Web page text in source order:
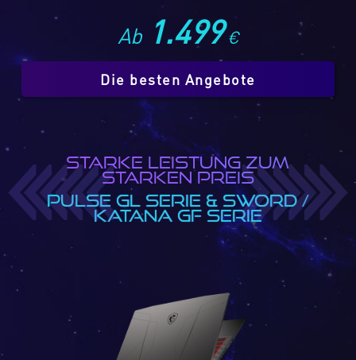
Ab 1.499€
Die besten Angebote
STARKE LEISTUNG ZUM
STARKEN PREIS
PULSE GL SERIE & SWORD /
KATANA GF SERIE